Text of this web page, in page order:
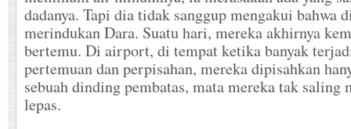
dadanya. Tapi dia tidak sanggup mengakui bahwa
merindukan Dara. Suatu hari, mereka akhirnya
bertemu. Di airport, di tempat ketika banyak
pertemuan dan perpisahan, mereka dipisahkan
sebuah dinding pembatas, mata mereka tak saling
lepas.